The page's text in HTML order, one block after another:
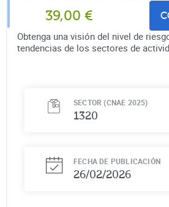
39,00 €
Obtenga una visión del nivel de
tendencias de los sectores de
SECTOR (CNAE 2025)
1320
FECHA DE PUBLICACIÓN
26/02/2026